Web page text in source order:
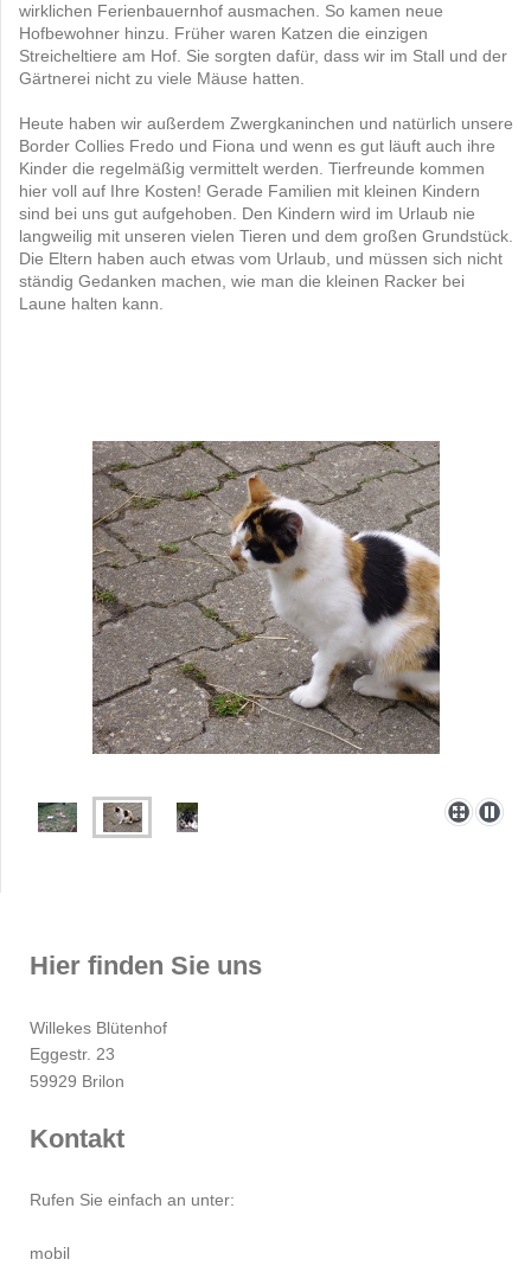
wirklichen Ferienbauernhof ausmachen. So kamen neue
Hofbewohner hinzu. Früher waren Katzen die einzigen
Streicheltiere am Hof. Sie sorgten dafür, dass wir im Stall und der
Gärtnerei nicht zu viele Mäuse hatten.
Heute haben wir außerdem Zwergkaninchen und natürlich unsere
Border Collies Fredo und Fiona und wenn es gut läuft auch ihre
Kinder die regelmäßig vermittelt werden. Tierfreunde kommen
hier voll auf Ihre Kosten! Gerade Familien mit kleinen Kindern
sind bei uns gut aufgehoben. Den Kindern wird im Urlaub nie
langweilig mit unseren vielen Tieren und dem großen Grundstück.
Die Eltern haben auch etwas vom Urlaub, und müssen sich nicht
ständig Gedanken machen, wie man die kleinen Racker bei
Laune halten kann.
Hier finden Sie uns
Willekes Blütenhof
Eggestr. 23
59929 Brilon
Kontakt
Rufen Sie einfach an unter:
mobil